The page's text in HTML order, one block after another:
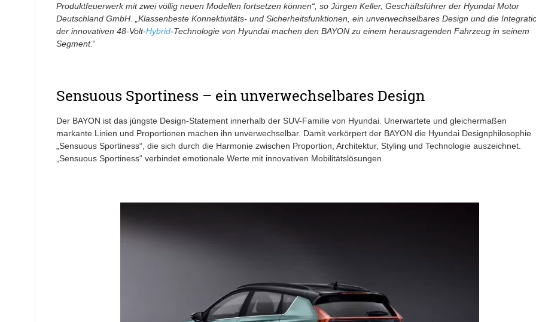
Produktfeuerwerk mit zwei völlig neuen Modellen fortsetzen können“, so Jürgen Keller, Geschäftsführer der Hyundai Motor
Deutschland GmbH. „Klassenbeste Konnektivitäts- und Sicherheitsfunktionen, ein unverwechselbares Design und die
der innovativen 48-Volt-Hybrid-Technologie von Hyundai machen den BAYON zu einem herausragenden Fahrzeug in seinem
Segment.“
Sensuous Sportiness – ein unverwechselbares Design
Der BAYON ist das jüngste Design-Statement innerhalb der SUV-Familie von Hyundai. Unerwartete und gleichermaßen
markante Linien und Proportionen machen ihn unverwechselbar. Damit verkörpert der BAYON die Hyundai Designphilosophie
„Sensuous Sportiness“, die sich durch die Harmonie zwischen Proportion, Architektur, Styling und Technologie auszeichnet.
„Sensuous Sportiness“ verbindet emotionale Werte mit innovativen Mobilitätslösungen.